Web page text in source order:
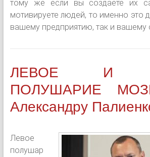
тому же если вы создаете их
мотивируете людей, то именно это
вашему предприятию, так и вашему
ЛЕВОЕ И
ПОЛУШАРИЕ
Александру
Левое
полушар